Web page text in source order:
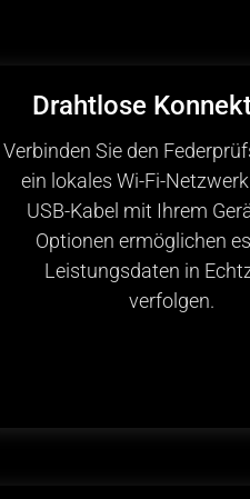
Drahtlose
Verbinden Sie den
ein lokales Wi-Fi-
USB-Kabel mit Ihrem
Optionen ermöglichen
Leistungsdaten in
verfolgen.